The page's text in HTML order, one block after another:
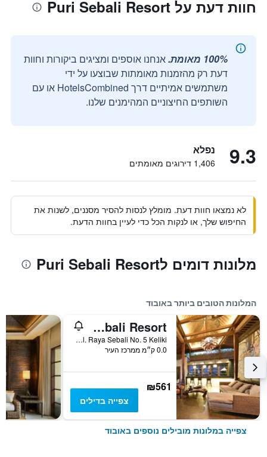
חוות דעת על Puri Sebali Resort
100% מאומת.
אנחנו אוספים ומציגים ביקורות וחוות
דעת רק מהזמנות מאומתות שבוצעו על ידי
משתמשים אמיתיים דרך HotelsCombined או עם
השותפים החיצוניים המהימנים שלנו.
9.3 נפלא
1,406 דירוגים מאומתים
לא נמצאו חוות דעת. מומלץ לנסות להסיר מסננים, לשנות את
החיפוש שלך, או לנקות הכל כדי לעיין בחוות הדעת.
מלונות דומים לPuri Sebali Resort
המלונות הטובים ביותר באובוד
Chapung Sebali Resort
Jl. Raya Sebali No. 5 Keliki, אובוד, אינדונזיה
0.0 ק״מ ממרכז העיר
₪561
צפייה בדילים
צפייה במלונות מובילים נוספים באובוד